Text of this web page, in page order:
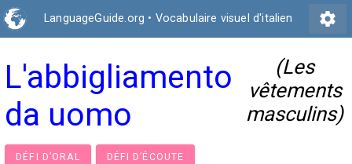
LanguageGuide.org • Vocabulaire visuel d'italien settings
L'abbigliamento
da uomo
(Les
vêtements
masculins)